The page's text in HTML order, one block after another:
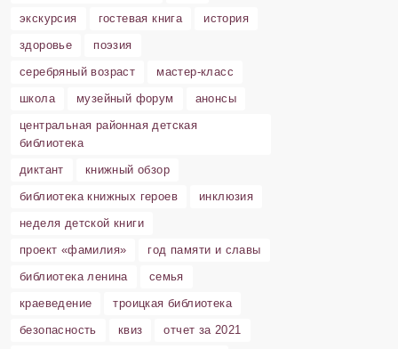
экскурсия
гостевая книга
история
здоровье
поэзия
серебряный возраст
мастер-класс
школа
музейный форум
анонсы
центральная районная детская
библиотека
диктант
книжный обзор
библиотека книжных героев
инклюзия
неделя детской книги
проект «фамилия»
год памяти и славы
библиотека ленина
семья
краеведение
троицкая библиотека
безопасность
квиз
отчет за 2021